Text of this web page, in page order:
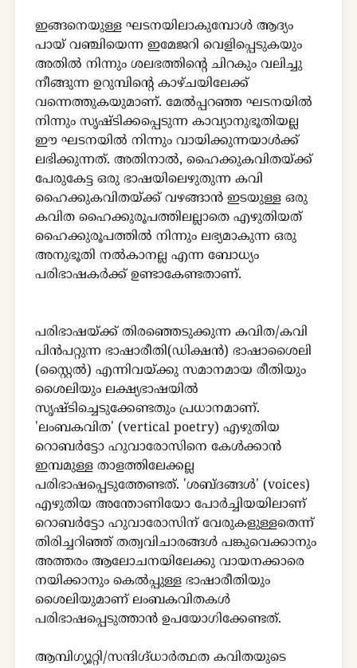
ഇങ്ങനെയുള്ള ഘടനയിലാകുമ്പോൾ ആദ്യം
പായ് വഞ്ചിയെന്ന ഇമേജറി വെളിപ്പെടുകയും
അതിൽ നിന്നും ശലഭത്തിൻ്റെ ചിറകും വലിച്ചു
നീങ്ങുന്ന ഉറുമ്പിൻ്റെ കാഴ്ചയിലേക്ക്
വന്നെത്തുകയുമാണ്. മേൽപ്പറഞ്ഞ ഘടനയിൽ
നിന്നും സൃഷ്ടിക്കപ്പെടുന്ന കാവ്യാനുഭൂതിയല്ല
ഈ ഘടനയിൽ നിന്നും വായിക്കുന്നയാൾക്ക്
ലഭിക്കുന്നത്. അതിനാൽ, ഹൈക്കുകവിതയ്ക്ക്
പേരുകേട്ട ഒരു ഭാഷയിലെഴുതുന്ന കവി
ഹൈക്കുകവിതയ്ക്ക് വഴങ്ങാൻ ഇടയുള്ള ഒരു
കവിത ഹൈക്കുരൂപത്തിലല്ലാതെ എഴുതിയത്
ഹൈക്കുരൂപത്തിൽ നിന്നും ലഭ്യമാകുന്ന ഒരു
അനുഭൂതി നൽകാനല്ല എന്ന ബോധ്യം
പരിഭാഷകർക്ക് ഉണ്ടാകേണ്ടതാണ്.
പരിഭാഷയ്ക്ക് തിരഞ്ഞെടുക്കുന്ന കവിത/കവി
പിൻപറ്റുന്ന ഭാഷാരീതി(ഡിക്ഷൻ) ഭാഷാശൈലി
(സ്റ്റൈൽ) എന്നിവയ്ക്കു സമാനമായ രീതിയും
ശൈലിയും ലക്ഷ്യഭാഷയിൽ
സൃഷ്ടിച്ചെടുക്കേണ്ടതും പ്രധാനമാണ്.
'ലംബകവിത' (vertical poetry) എഴുതിയ
റൊബർട്ടോ ഹുവാരോസിനെ കേൾക്കാൻ
ഇമ്പമുള്ള താളത്തിലേക്കല്ല
പരിഭാഷപ്പെടുത്തേണ്ടത്. 'ശബ്ദങ്ങൾ' (voices)
എഴുതിയ അന്തോണിയോ പോർച്ചിയയിലാണ്
റൊബർട്ടോ ഹുവാരോസിന് വേരുകളുള്ളതെന്ന്
തിരിച്ചറിഞ്ഞ് തത്വവിചാരങ്ങൾ പങ്കുവെക്കാനും
അത്തരം ആലോചനയിലേക്കു വായനക്കാരെ
നയിക്കാനും കെൽപ്പുള്ള ഭാഷാരീതിയും
ശൈലിയുമാണ് ലംബകവിതകൾ
പരിഭാഷപ്പെടുത്താൻ ഉപയോഗിക്കേണ്ടത്.
ആമ്പിഗ്യൂറ്റി/സന്ദിഗ്ദ്ധാർത്ഥത കവിതയുടെ